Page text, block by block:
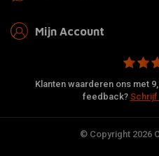
Mijn Account
Klanten waarderen ons met
feedback?
© Copyright 2026